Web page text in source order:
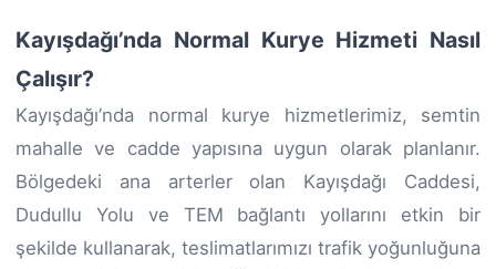
Kayışdağı’nda Normal Kurye Hizmeti Nasıl
Çalışır?
Kayışdağı’nda normal kurye hizmetlerimiz, semtin
mahalle ve cadde yapısına uygun olarak planlanır.
Bölgedeki ana arterler olan Kayışdağı Caddesi,
Dudullu Yolu ve TEM bağlantı yollarını etkin bir
şekilde kullanarak, teslimatlarımızı trafik yoğunluğuna